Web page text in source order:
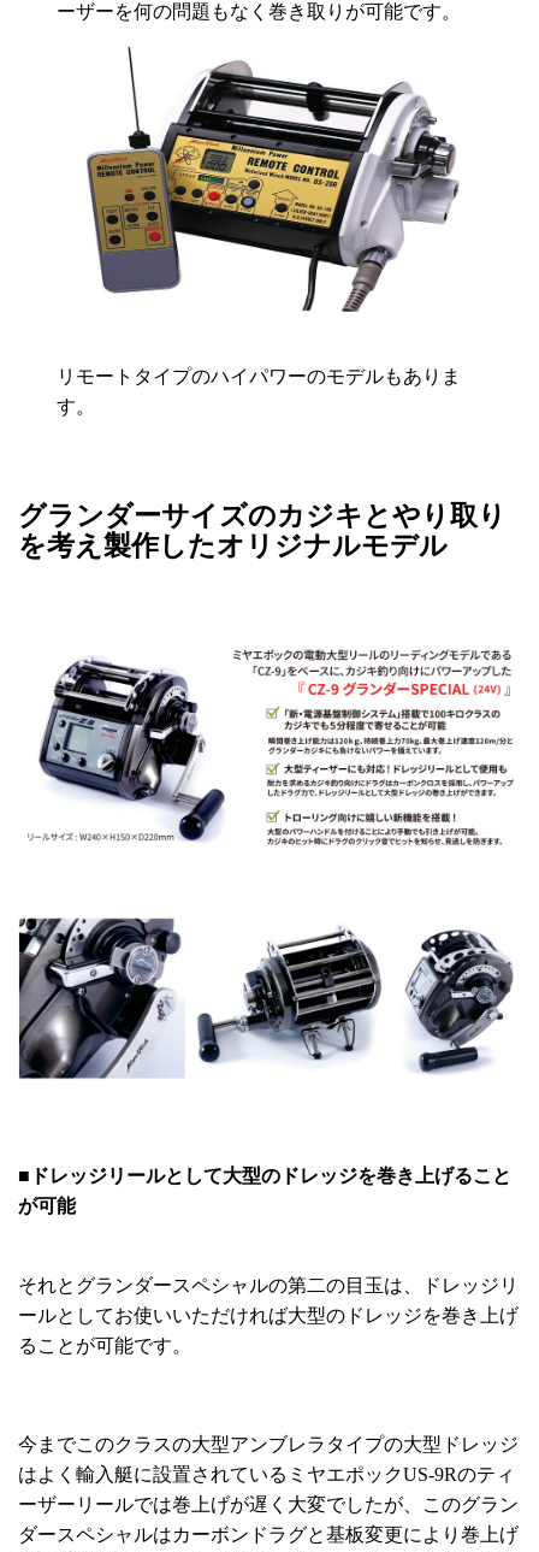
ーザーを何の問題もなく巻き取りが可能です。
リモートタイプのハイパワーのモデルもありま
す。
グランダーサイズのカジキとやり取り
を考え製作したオリジナルモデル
■ドレッジリールとして大型のドレッジを巻き上げること
が可能
それとグランダースペシャルの第二の目玉は、ドレッジリ
ールとしてお使いいただければ大型のドレッジを巻き上げ
ることが可能です。
今までこのクラスの大型アンブレラタイプの大型ドレッジ
はよく輸入艇に設置されているミヤエポックUS-9Rのティ
ーザーリールでは巻上げが遅く大変でしたが、このグラン
ダースペシャルはカーボンドラグと基板変更により巻上げ